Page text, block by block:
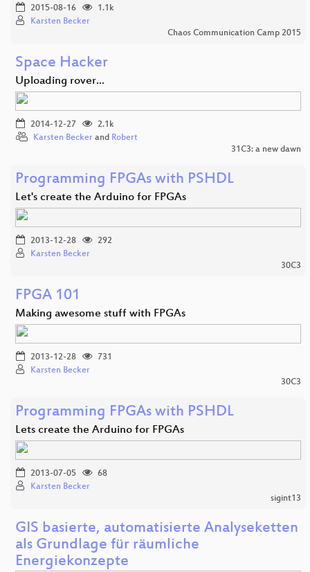
2015-08-16
1.1k
Karsten Becker
Chaos Communication Camp 2015
Space Hacker
Uploading rover...
2014-12-27
2.1k
Karsten Becker and Robert
31C3: a new dawn
Programming FPGAs with PSHDL
Let's create the Arduino for FPGAs
2013-12-28
292
Karsten Becker
30C3
FPGA 101
Making awesome stuff with FPGAs
2013-12-28
731
Karsten Becker
30C3
Programming FPGAs with PSHDL
Lets create the Arduino for FPGAs
2013-07-05
68
Karsten Becker
sigint13
GIS basierte, automatisierte Analyseketten
als Grundlage für räumliche
Energiekonzepte